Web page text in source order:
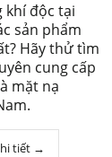
khí độc tại
sản phẩm
Hãy thử tìm
cung cấp
mặt nạ
tiết →